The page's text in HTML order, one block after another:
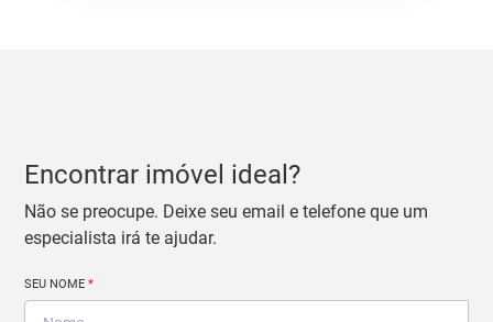
Encontrar imóvel ideal?
Não se preocupe. Deixe seu email e telefone que um
especialista irá te ajudar.
SEU NOME*